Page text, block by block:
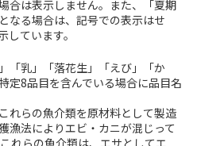
合は表示しません。また、「夏期
なる場合は、記号での表示はせ
ています。
「乳」「落花生」「えび」「か
定8品目を含んでいる場合に品目名
れらの魚介類を原材料として製造
漁法によりエビ・カニが混じって
れらの魚介類は、エサとしてエ